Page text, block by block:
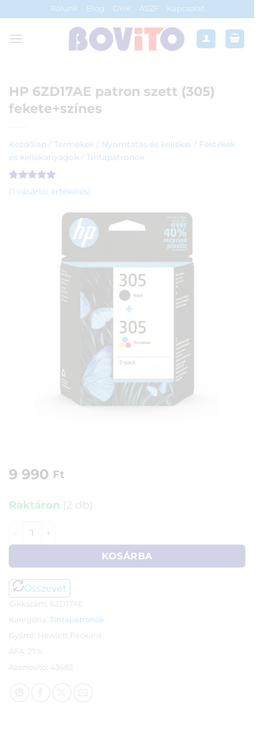
to
content
Rólunk Blog GYIK ÁSZF Kapcsolat
HP 6ZD17AE patron szett (305)
fekete+színes
Kezdőlap / Termékek / Nyomtatás és kellékei / Festékek
és kellékanyagok / Tintapatronok
Értékelés
az 5-ből,
1
(1 vásárlói értékelés)
9 990 Ft
Raktáron (2 db)
KOSÁRBA
Összevet
Cikkszám: 6ZD17AE
Kategória: Tintapatronok
Gyártó: Hewlett Packard
ÁFA: 27%
Azonosító: 43682